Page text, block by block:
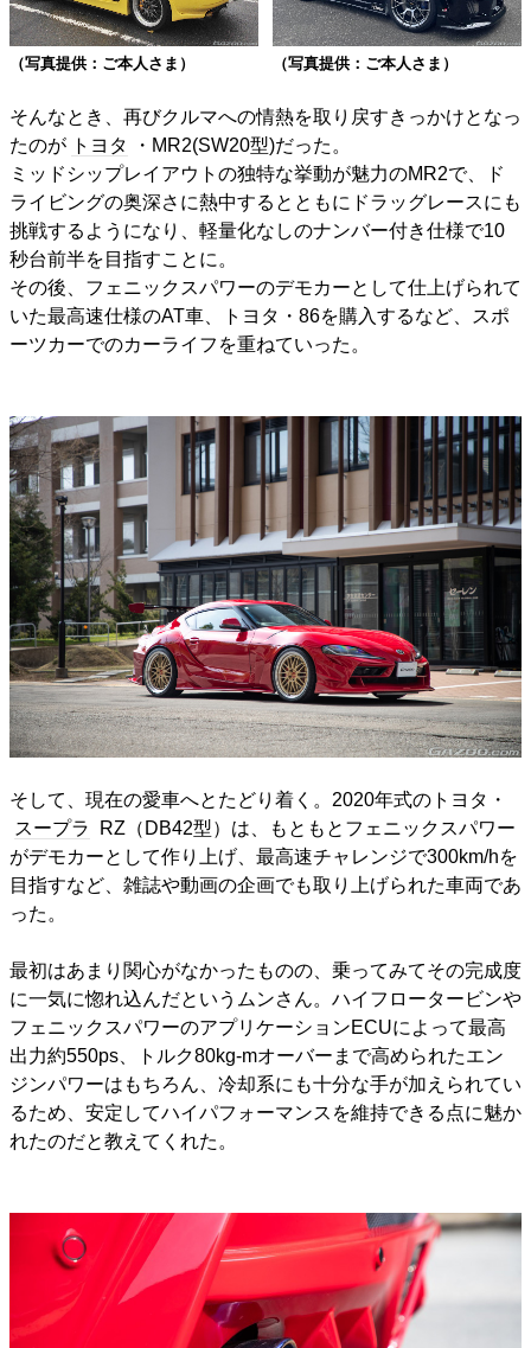
（写真提供：ご本人さま） （写真提供：ご本人さま）
そんなとき、再びクルマへの情熱を取り戻すきっかけとなっ
たのが トヨタ
・MR2(SW20型)だった。
ミッドシップレイアウトの独特な挙動が魅力のMR2で、ド
ライビングの奥深さに熱中するとともにドラッグレースにも
挑戦するようになり、軽量化なしのナンバー付き仕様で10
秒台前半を目指すことに。
その後、フェニックスパワーのデモカーとして仕上げられて
いた最高速仕様のAT車、トヨタ・86を購入するなど、スポ
ーツカーでのカーライフを重ねていった。
そして、現在の愛車へとたどり着く。2020年式のトヨタ・
スープラ
RZ（DB42型）は、もともとフェニックスパワー
がデモカーとして作り上げ、最高速チャレンジで300km/hを
目指すなど、雑誌や動画の企画でも取り上げられた車両であ
った。
最初はあまり関心がなかったものの、乗ってみてその完成度
に一気に惚れ込んだというムンさん。ハイフロータービンや
フェニックスパワーのアプリケーションECUによって最高
出力約550ps、トルク80kg-mオーバーまで高められたエン
ジンパワーはもちろん、冷却系にも十分な手が加えられてい
るため、安定してハイパフォーマンスを維持できる点に魅か
れたのだと教えてくれた。